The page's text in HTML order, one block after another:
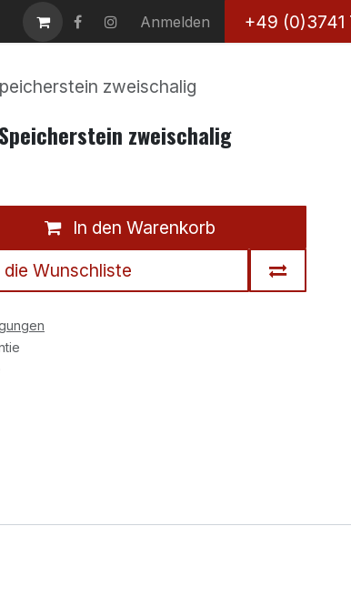
Anmelden +49 (0)3741
zweischalig
zweischalig
In den Warenkorb
die Wunschliste